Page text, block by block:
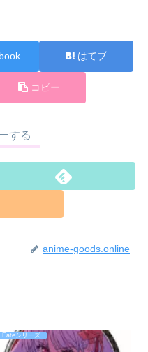
はてブ
コピー
する
anime-goods.online
Fateシリーズ